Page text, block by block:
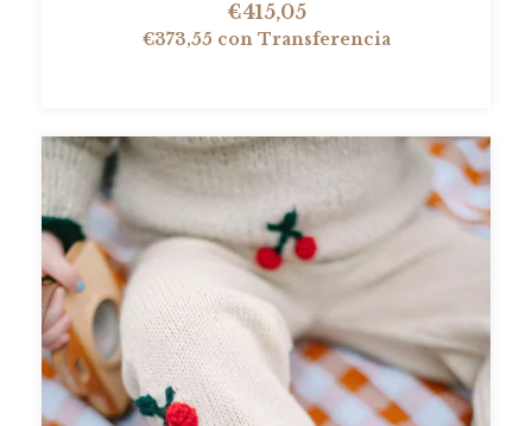
€415,05
€373,55 con Transferencia